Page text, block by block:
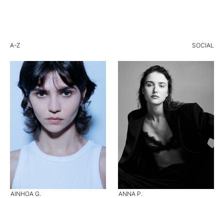
A-Z SOCIAL
AINHOA G. ANNA P.